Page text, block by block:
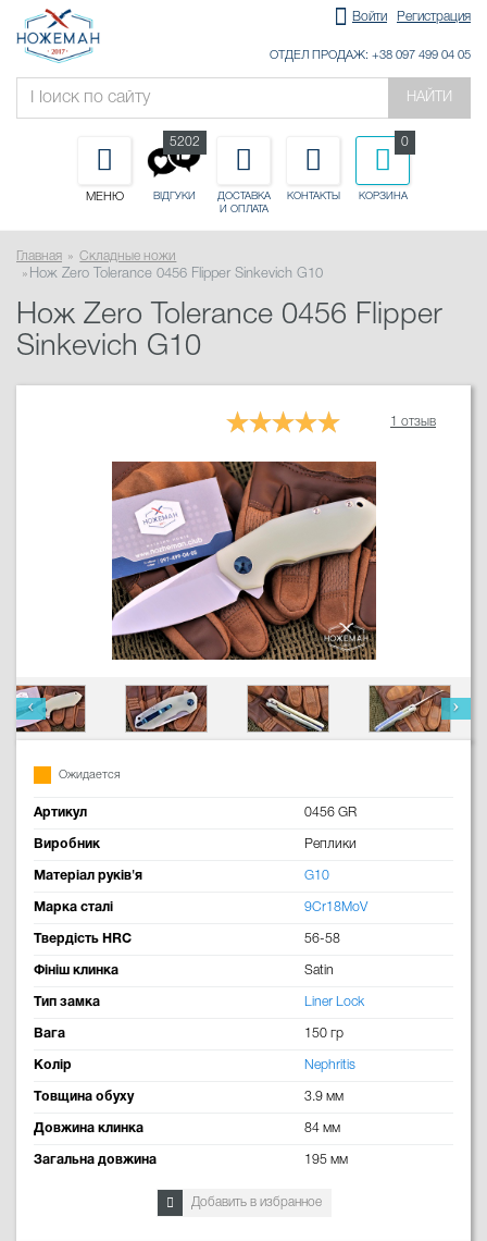
Войти Регистрация
ОТДЕЛ ПРОДАЖ: +38 097 499 04 05
НАЙТИ
МЕНЮ ВІДГУКИ
5202
ДОСТАВКА
И ОПЛАТА
КОНТАКТЫ КОРЗИНА
0
Главная
Складные ножи
Нож Zero Tolerance 0456 Flipper Sinkevich G10
Нож Zero Tolerance 0456 Flipper
Sinkevich G10
1 отзыв
Ожидается
Артикул 0456 GR
Виробник Реплики
Матеріал руків'я G10
Марка сталі 9Cr18MoV
Твердість HRC 56-58
Фініш клинка Satin
Тип замка Liner Lock
Вага 150 гр
Колір Nephritis
Товщина обуху 3.9 мм
Довжина клинка 84 мм
Загальна довжина 195 мм
Добавить в избранное